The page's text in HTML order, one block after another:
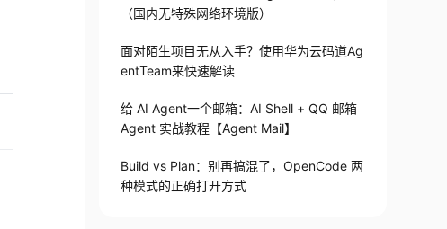
（国内无特殊网络环境版）
面对陌生项目无从入手？使用华为云码道Ag
entTeam来快速解读
给 AI Agent一个邮箱：AI Shell + QQ 邮箱
Agent 实战教程【Agent Mail】
Build vs Plan：别再搞混了，OpenCode 两
种模式的正确打开方式